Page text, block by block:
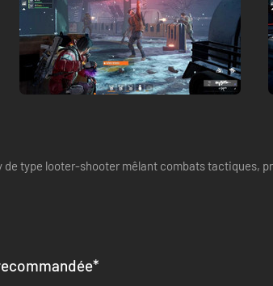
type looter-shooter mêlant combats tactiques,
*